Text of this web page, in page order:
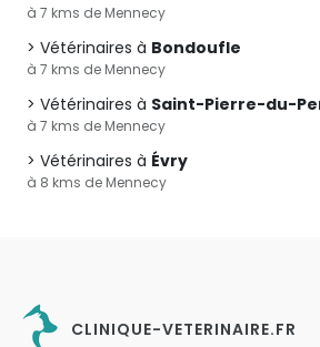
à 7 kms de Mennecy
Vétérinaires à Bondoufle
à 7 kms de Mennecy
Vétérinaires à Saint-Pierre-du-
à 7 kms de Mennecy
Vétérinaires à Évry
à 8 kms de Mennecy
CLINIQUE-VETERINAIRE.FR